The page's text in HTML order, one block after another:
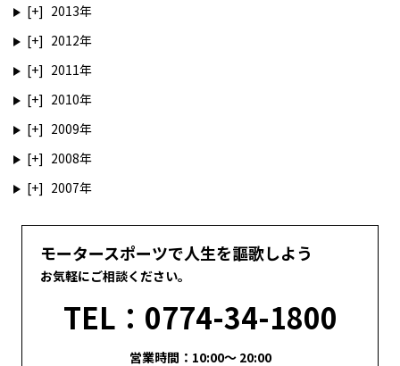
2013
2012
2011
2010
2009
2008
2007
モータースポーツで人生を謳歌しよう
お気軽にご相談ください。
TEL：0774-34-1800
営業時間：10:00～ 20:00